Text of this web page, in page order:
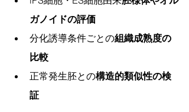
ガノイドの評価
分化誘導条件ごとの組織成熟度の
比較
正常発生胚との構造的類似性の検
証